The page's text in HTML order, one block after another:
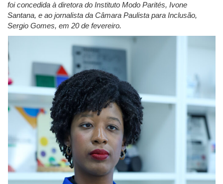
foi concedida à diretora do Instituto Modo Parités, Ivone
Santana, e ao jornalista da Câmara Paulista para Inclusão,
Sergio Gomes, em 20 de fevereiro.